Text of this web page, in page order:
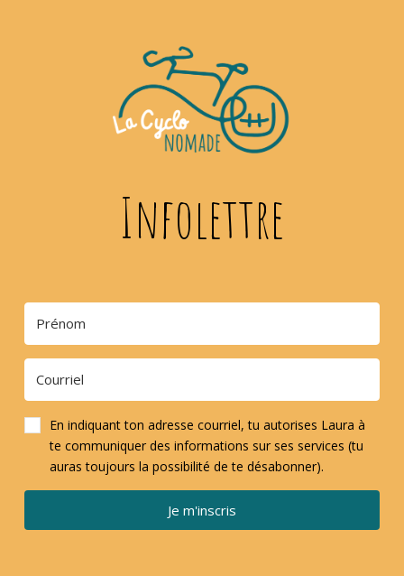
Infolettre
En indiquant ton adresse courriel, tu autorises Laura à
te communiquer des informations sur ses services (tu
auras toujours la possibilité de te désabonner).
Je m'inscris